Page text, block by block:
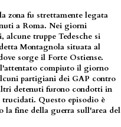
zona fu strettamente legata
a Roma. Nei giorni
truppe Tedesche si
Montagnola situata al
sorge il Forte Ostiense.
l'attentato compiuto il giorno
partigiani dei GAP contro
detenuti furono condotti in
Questo episodio è
la fine della guerra sull'area del